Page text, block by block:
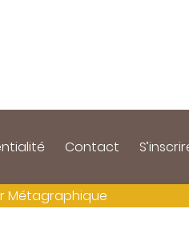
Contact
Métagraphique